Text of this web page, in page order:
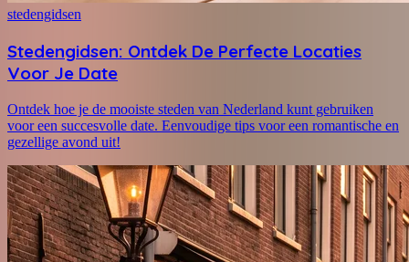
stedengidsen
Stedengidsen: Ontdek De Perfecte Locaties
Voor Je Date
Ontdek hoe je de mooiste steden van Nederland kunt gebruiken
voor een succesvolle date. Eenvoudige tips voor een romantische en
gezellige avond uit!